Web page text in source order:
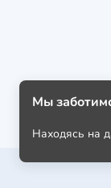
Мы
Находясь на